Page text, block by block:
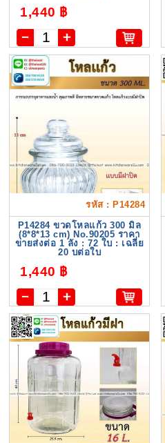
1,440 ฿
รหัส : P14284
P14284 ขวดโหลแก้ว 300 มิล
(8*8*13 cm) No.90205 ราคา
ขายส่งต่อ 1 ลัง : 72 ใบ : เฉลี่ย
20 บต่อใบ
1,440 ฿